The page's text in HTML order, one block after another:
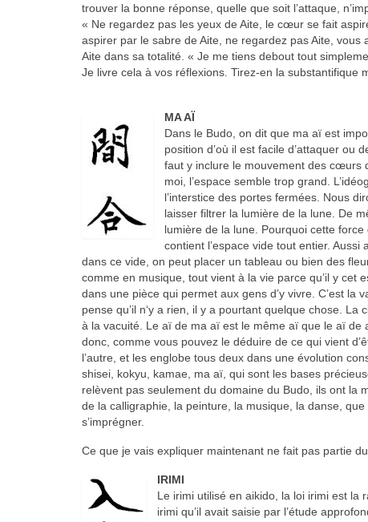
trouver la bonne réponse, quelle que soit l’attaque,
« Ne regardez pas les yeux de Aite, le cœur se fait
aspirer par le sabre de Aite, ne regardez pas Aite,
Aite dans sa totalité. « Je me tiens debout tout
Je livre cela à vos réflexions. Tirez-en la substantifique
MA AÏ
Dans le Budo, on dit que ma aï est
position d’où il est facile d’attaquer ou
faut y inclure le mouvement des cœurs
moi, l’espace semble trop grand.
l’interstice des portes fermées. Nous
laisser filtrer la lumière de la lune. De
lumière de la lune. Pourquoi cette
contient l’espace vide tout entier.
dans ce vide, on peut placer un tableau ou bien des
comme en musique, tout vient à la vie parce qu’il y cet
dans une pièce qui permet aux gens d’y vivre. C’est
pense qu’il n‘y a rien, il y a pourtant quelque chose.
à la vacuité. Le aï de ma aï est le même aï que le aï
donc, comme vous pouvez le déduire de ce qui vient
l’autre, et les englobe tous deux dans une évolution
shisei, kokyu, kamae, ma aï, qui sont les bases
relèvent pas seulement du domaine du Budo, ils ont la
de la calligraphie, la peinture, la musique, la danse,
s’imprégner.
Ce que je vais expliquer maintenant ne fait pas partie
IRIMI
Le irimi utilisé en aikido, la loi irimi est la
irimi qu’il avait saisie par l’étude